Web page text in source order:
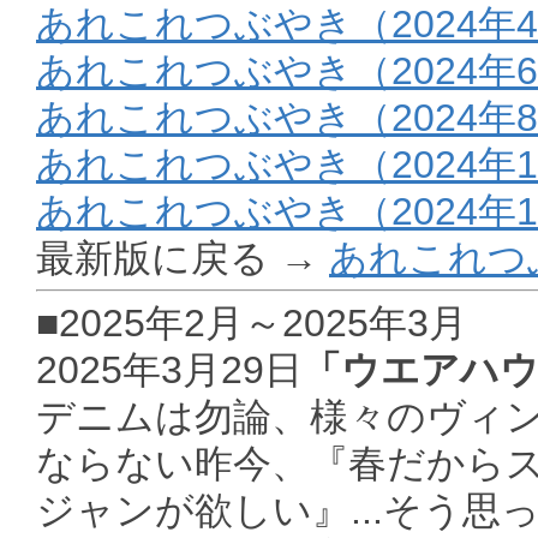
あれこれつぶやき（2024年
あれこれつぶやき（2024年
あれこれつぶやき（2024年
あれこれつぶやき（2024年
あれこれつぶやき（2024年
最新版に戻る → あれこれ
■2025年2月～2025年3月
2025年3月29日
「ウエアハ
デニムは勿論、様々のヴィ
ならない昨今、『春だから
ジャンが欲しい』...そう思